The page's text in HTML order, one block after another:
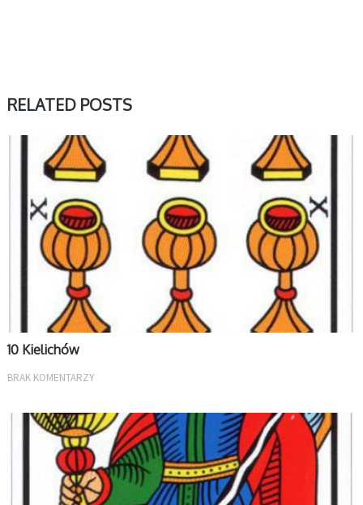
RELATED POSTS
MAŁE ARKANA
10 Kielichów
BRAK KOMENTARZY
MAŁE ARKANA